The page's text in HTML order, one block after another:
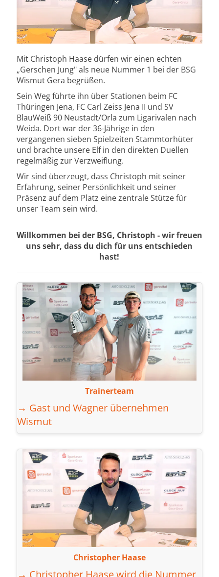
Mit Christoph Haase dürfen wir einen echten
„Gerschen Jung" als neue Nummer 1 bei der BSG
Wismut Gera begrüßen.
Sein Weg führte ihn über Stationen beim FC
Thüringen Jena, FC Carl Zeiss Jena II und SV
BlauWeiß 90 Neustadt/Orla zum Ligarivalen nach
Weida. Dort war der 36-Jährige in den
vergangenen sieben Spielzeiten Stammtorhüter
und brachte unsere Elf in den direkten Duellen
regelmäßig zur Verzweiflung.
Wir sind überzeugt, dass Christoph mit seiner
Erfahrung, seiner Persönlichkeit und seiner
Präsenz auf dem Platz eine zentrale Stütze für
unser Team sein wird.
Willkommen bei der BSG, Christoph - wir freuen
uns sehr, dass du dich für uns entschieden
hast!
Trainerteam
→ Gast und Wagner übernehmen
Wismut
Christopher Haase
→ Christopher Haase wird die Nummer